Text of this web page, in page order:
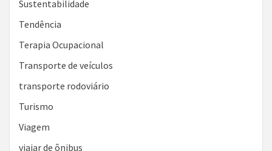
Sustentabilidade
Tendência
Terapia Ocupacional
Transporte de veículos
transporte rodoviário
Turismo
Viagem
viajar de ônibus